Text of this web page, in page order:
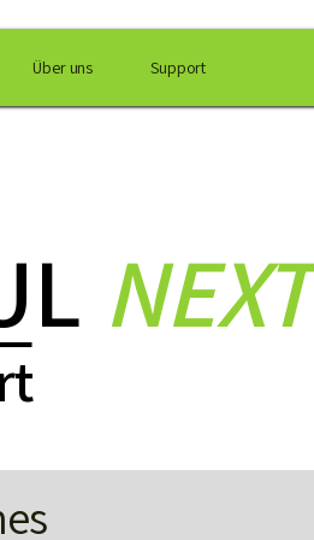
Über uns Support
NEXT